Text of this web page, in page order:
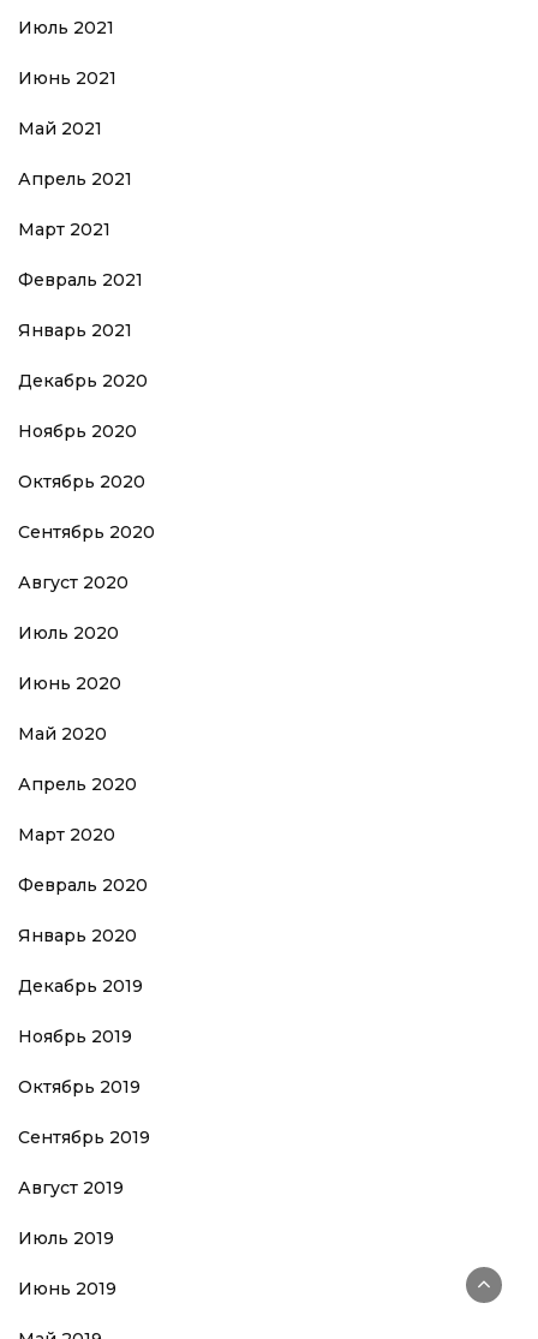
Июль 2021
Июнь 2021
Май 2021
Апрель 2021
Март 2021
Февраль 2021
Январь 2021
Декабрь 2020
Ноябрь 2020
Октябрь 2020
Сентябрь 2020
Август 2020
Июль 2020
Июнь 2020
Май 2020
Апрель 2020
Март 2020
Февраль 2020
Январь 2020
Декабрь 2019
Ноябрь 2019
Октябрь 2019
Сентябрь 2019
Август 2019
Июль 2019
Июнь 2019